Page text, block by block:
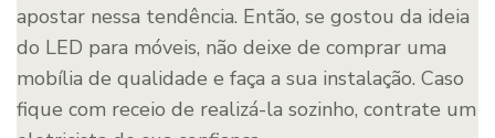
apostar nessa tendência. Então, se gostou da ideia
do LED para móveis, não deixe de comprar uma
mobília de qualidade e faça a sua instalação. Caso
fique com receio de realizá-la sozinho, contrate um